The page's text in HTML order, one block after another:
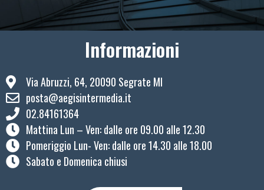
Informazioni
Via Abruzzi, 64, 20090 Segrate MI
posta@aegisintermedia.it
02.84161364
Mattina Lun – Ven: ​dalle ore 09.00 alle 12.30
Pomeriggio Lun- Ven: dalle ore 14.30 alle 18.00
Sabato e Domenica chiusi